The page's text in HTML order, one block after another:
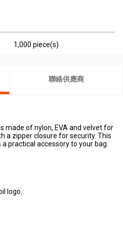
1,000 piece(s)
聯絡供應商
made of nylon, EVA and velvet for
a zipper closure for security. This
practical accessory to your bag.
logo.